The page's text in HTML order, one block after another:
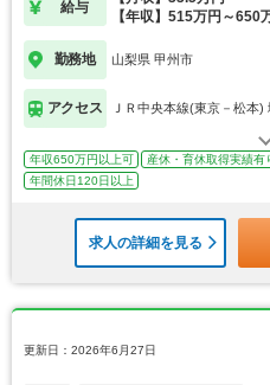
給与
【年収】515万円～650
勤務地 山梨県 甲州市
アクセス ＪＲ中央本線(東京－松本)
年収650万円以上可 産休・育休取得実績有
年間休日120日以上
求人の詳細を見る
更新日：2026年6月27日